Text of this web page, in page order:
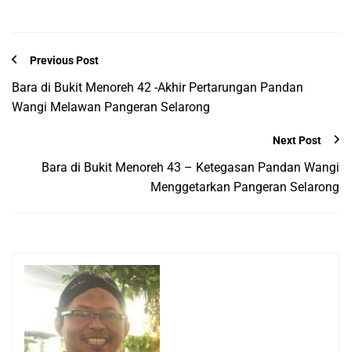
Previous Post
Bara di Bukit Menoreh 42 -Akhir Pertarungan Pandan
Wangi Melawan Pangeran Selarong
Next Post
Bara di Bukit Menoreh 43 – Ketegasan Pandan Wangi
Menggetarkan Pangeran Selarong